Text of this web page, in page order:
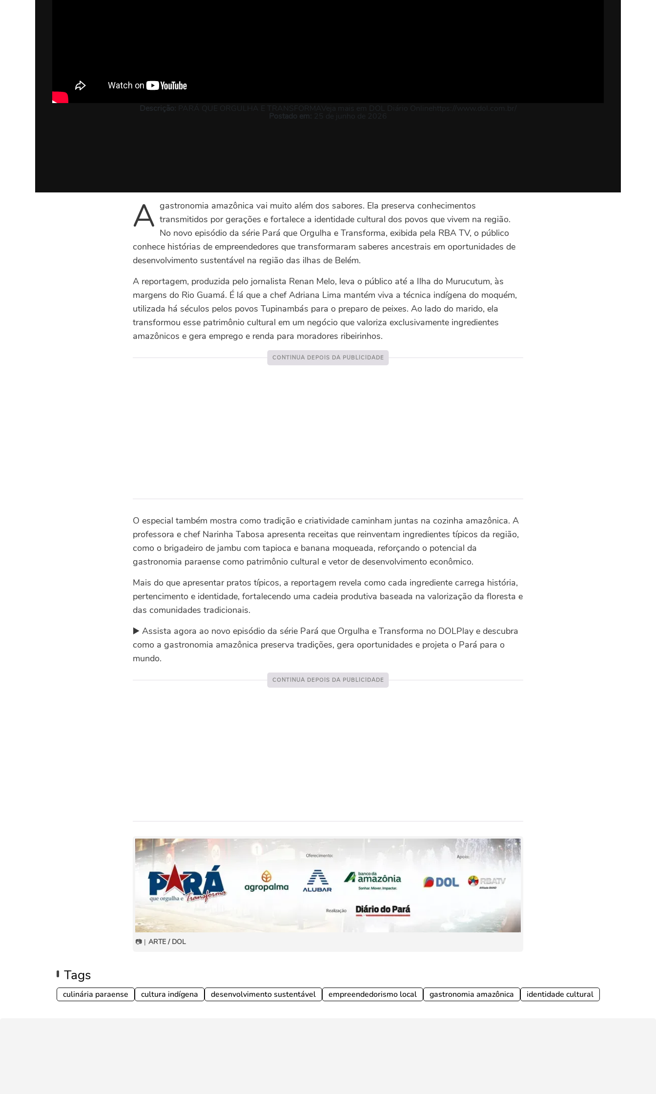
Descrição: PARÁ QUE ORGULHA E TRANSFORMAVeja mais em DOL Diário Onlinehttps://www.dol.com.br/
Postado em: 25 de junho de 2026
Agastronomia amazônica vai muito além dos sabores. Ela preserva conhecimentos
transmitidos por gerações e fortalece a identidade cultural dos povos que vivem na região.
No novo episódio da série Pará que Orgulha e Transforma, exibida pela RBA TV, o público
conhece histórias de empreendedores que transformaram saberes ancestrais em oportunidades de
desenvolvimento sustentável na região das ilhas de Belém.
A reportagem, produzida pelo jornalista Renan Melo, leva o público até a Ilha do Murucutum, às
margens do Rio Guamá. É lá que a chef Adriana Lima mantém viva a técnica indígena do moquém,
utilizada há séculos pelos povos Tupinambás para o preparo de peixes. Ao lado do marido, ela
transformou esse patrimônio cultural em um negócio que valoriza exclusivamente ingredientes
amazônicos e gera emprego e renda para moradores ribeirinhos.
O especial também mostra como tradição e criatividade caminham juntas na cozinha amazônica. A
professora e chef Narinha Tabosa apresenta receitas que reinventam ingredientes típicos da região,
como o brigadeiro de jambu com tapioca e banana moqueada, reforçando o potencial da
gastronomia paraense como patrimônio cultural e vetor de desenvolvimento econômico.
Mais do que apresentar pratos típicos, a reportagem revela como cada ingrediente carrega história,
pertencimento e identidade, fortalecendo uma cadeia produtiva baseada na valorização da floresta e
das comunidades tradicionais.
▶️ Assista agora ao novo episódio da série Pará que Orgulha e Transforma no DOLPlay e descubra
como a gastronomia amazônica preserva tradições, gera oportunidades e projeta o Pará para o
mundo.
📷 | ARTE / DOL
Tags
culinária paraense cultura indígena desenvolvimento sustentável empreendedorismo local gastronomia amazônica identidade cultural